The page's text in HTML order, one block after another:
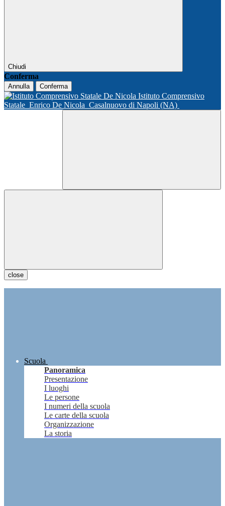
Chiudi
Conferma
Annulla Conferma
Istituto Comprensivo
Statale Enrico De Nicola Casalnuovo di Napoli (NA)
close
Scuola
Panoramica
Presentazione
I luoghi
Le persone
I numeri della scuola
Le carte della scuola
Organizzazione
La storia